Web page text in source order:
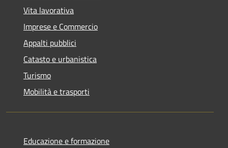
Vita lavorativa
Imprese e Commercio
Appalti pubblici
Catasto e urbanistica
Turismo
Mobilità e trasporti
Educazione e formazione